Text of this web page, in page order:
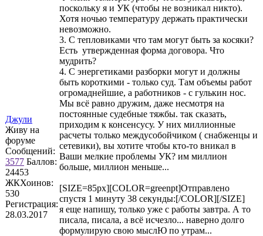
Джули
Живу на
форуме
Сообщений:
3577 Баллов:
24453
ЖКХоинов:
530
Регистрация:
28.03.2017
поскольку я и УК (чтобы не возникал никто).
Хотя ночью температуру держать практически
невозможно.
3. С тепловиками что там могут быть за косяки?
Есть утвержденная форма договора. Что
мудрить?
4. С энергетиками разборки могут и должны
быть короткими - только суд. Там объемы работ
огромаднейшие, а работников - с гулькин нос.
Мы всё равно дружим, даже несмотря на
постоянные судебные тяжбы. так сказать,
приходим к консенсусу. У них миллионные
расчеты только междусобойчиком ( снабженцы и
сетевики), вы хотите чтобы кто-то вникал в
Ваши мелкие проблемы УК? им миллион
больше, миллион меньше...
[SIZE=85px][COLOR=greenpt]Отправлено
спустя 1 минуту 38 секунды:[/COLOR][/SIZE]
я еще напишу, только уже с работы завтра. А то
писала, писала, а всё исчезло... наверно долго
формулирую свою мыслЮ по утрам...